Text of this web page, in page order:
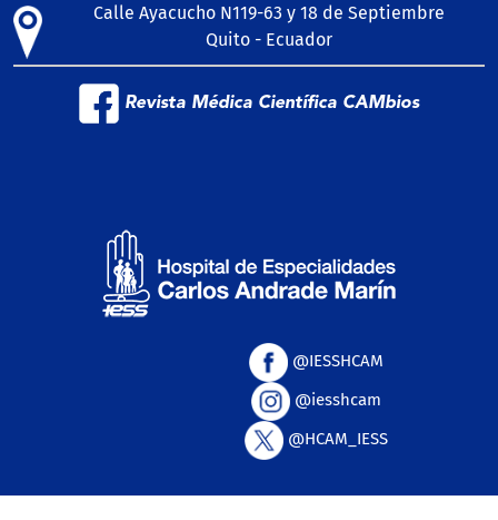
Calle Ayacucho N119-63 y 18 de Septiembre
Quito - Ecuador
Revista Médica Científica CAMbios
@IESSHCAM
@iesshcam
@HCAM_IESS